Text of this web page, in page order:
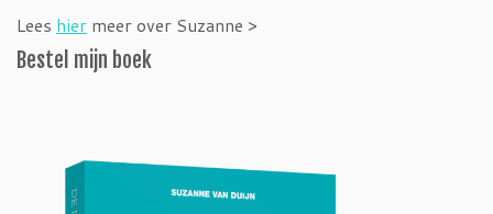
Lees hier meer over Suzanne >
Bestel mijn boek